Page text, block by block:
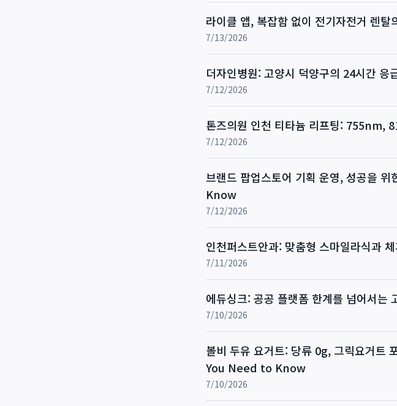
라이클 앱, 복잡함 없이 전기자전거 렌탈
7/13/2026
더자인병원: 고양시 덕양구의 24시간 응
7/12/2026
톤즈의원 인천 티타늄 리프팅: 755nm,
7/12/2026
브랜드 팝업스토어 기획 운영, 성공을
Know
7/12/2026
인천퍼스트안과: 맞춤형 스마일라식과
7/11/2026
에듀싱크: 공공 플랫폼 한계를 넘어서는
7/10/2026
볼비 두유 요거트: 당류 0g, 그릭요거
You Need to Know
7/10/2026